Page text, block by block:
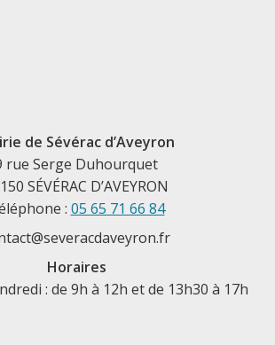
de Sévérac d’Aveyron
rue Serge Duhourquet
SÉVÉRAC D’AVEYRON
: 05 65 71 66 84
Horaires
: de 9h à 12h et de 13h30 à 17h